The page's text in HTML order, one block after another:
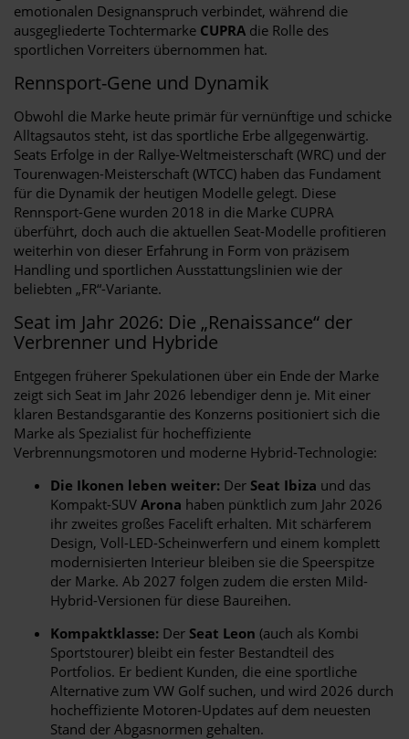
emotionalen Designanspruch verbindet, während die
ausgegliederte Tochtermarke CUPRA die Rolle des
sportlichen Vorreiters übernommen hat.
Rennsport-Gene und Dynamik
Obwohl die Marke heute primär für vernünftige und schicke
Alltagsautos steht, ist das sportliche Erbe allgegenwärtig.
Seats Erfolge in der Rallye-Weltmeisterschaft (WRC) und der
Tourenwagen-Meisterschaft (WTCC) haben das Fundament
für die Dynamik der heutigen Modelle gelegt. Diese
Rennsport-Gene wurden 2018 in die Marke CUPRA
überführt, doch auch die aktuellen Seat-Modelle profitieren
weiterhin von dieser Erfahrung in Form von präzisem
Handling und sportlichen Ausstattungslinien wie der
beliebten „FR“-Variante.
Seat im Jahr 2026: Die „Renaissance“ der
Verbrenner und Hybride
Entgegen früherer Spekulationen über ein Ende der Marke
zeigt sich Seat im Jahr 2026 lebendiger denn je. Mit einer
klaren Bestandsgarantie des Konzerns positioniert sich die
Marke als Spezialist für hocheffiziente
Verbrennungsmotoren und moderne Hybrid-Technologie:
Die Ikonen leben weiter: Der Seat Ibiza und das
Kompakt-SUV Arona haben pünktlich zum Jahr 2026
ihr zweites großes Facelift erhalten. Mit schärferem
Design, Voll-LED-Scheinwerfern und einem komplett
modernisierten Interieur bleiben sie die Speerspitze
der Marke. Ab 2027 folgen zudem die ersten Mild-
Hybrid-Versionen für diese Baureihen.
Kompaktklasse: Der Seat Leon (auch als Kombi
Sportstourer) bleibt ein fester Bestandteil des
Portfolios. Er bedient Kunden, die eine sportliche
Alternative zum VW Golf suchen, und wird 2026 durch
hocheffiziente Motoren-Updates auf dem neuesten
Stand der Abgasnormen gehalten.